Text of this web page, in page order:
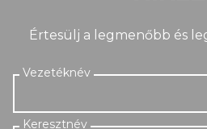
Értesülj a legmenőbb és